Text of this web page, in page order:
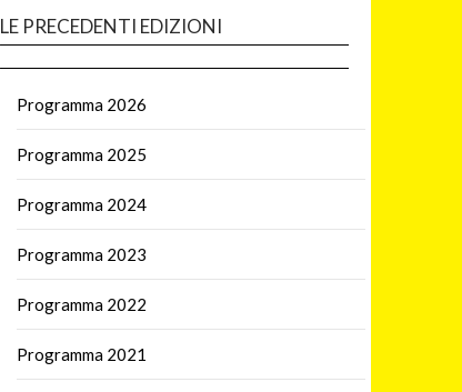
LE PRECEDENTI EDIZIONI
Programma 2026
Programma 2025
Programma 2024
Programma 2023
Programma 2022
Programma 2021